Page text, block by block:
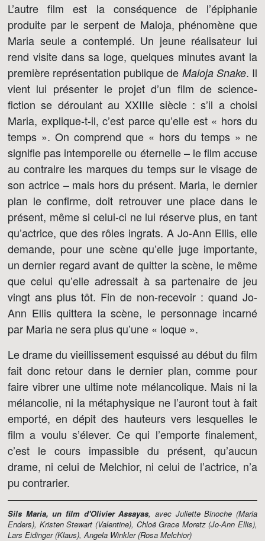
L’autre film est la conséquence de l’épiphanie
produite par le serpent de Maloja, phénomène que
Maria seule a contemplé. Un jeune réalisateur lui
rend visite dans sa loge, quelques minutes avant la
première représentation publique de Maloja Snake. Il
vient lui présenter le projet d’un film de science-
fiction se déroulant au XXIIIe siècle : s’il a choisi
Maria, explique-t-il, c’est parce qu’elle est « hors du
temps ». On comprend que « hors du temps » ne
signifie pas intemporelle ou éternelle – le film accuse
au contraire les marques du temps sur le visage de
son actrice – mais hors du présent. Maria, le dernier
plan le confirme, doit retrouver une place dans le
présent, même si celui-ci ne lui réserve plus, en tant
qu’actrice, que des rôles ingrats. A Jo-Ann Ellis, elle
demande, pour une scène qu’elle juge importante,
un dernier regard avant de quitter la scène, le même
que celui qu’elle adressait à sa partenaire de jeu
vingt ans plus tôt. Fin de non-recevoir : quand Jo-
Ann Ellis quittera la scène, le personnage incarné
par Maria ne sera plus qu’une « loque ».
Le drame du vieillissement esquissé au début du film
fait donc retour dans le dernier plan, comme pour
faire vibrer une ultime note mélancolique. Mais ni la
mélancolie, ni la métaphysique ne l’auront tout à fait
emporté, en dépit des hauteurs vers lesquelles le
film a voulu s’élever. Ce qui l’emporte finalement,
c’est le cours impassible du présent, qu’aucun
drame, ni celui de Melchior, ni celui de l’actrice, n’a
pu contrarier.
Sils Maria, un film d'Olivier Assayas, avec Juliette Binoche (Maria
Enders), Kristen Stewart (Valentine), Chloë Grace Moretz (Jo-Ann Ellis),
Lars Eidinger (Klaus), Angela Winkler (Rosa Melchior)